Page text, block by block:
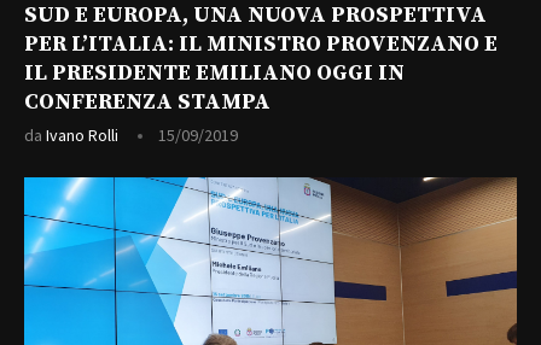
SUD E EUROPA, UNA NUOVA PROSPETTIVA
PER L’ITALIA: IL MINISTRO PROVENZANO E
IL PRESIDENTE EMILIANO OGGI IN
CONFERENZA STAMPA
da Ivano Rolli 15/09/2019